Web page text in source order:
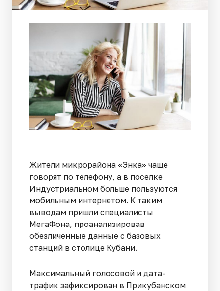
Жители микрорайона «Энка» чаще
говорят по телефону, а в поселке
Индустриальном больше пользуются
мобильным интернетом. К таким
выводам пришли специалисты
МегаФона, проанализировав
обезличенные данные с базовых
станций в столице Кубани.
Максимальный голосовой и дата-
трафик зафиксирован в Прикубанском